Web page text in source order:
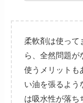
柔軟剤は使って
ら、全然問題が
使うメリットも
い油を張るよう
は吸水性が落ち